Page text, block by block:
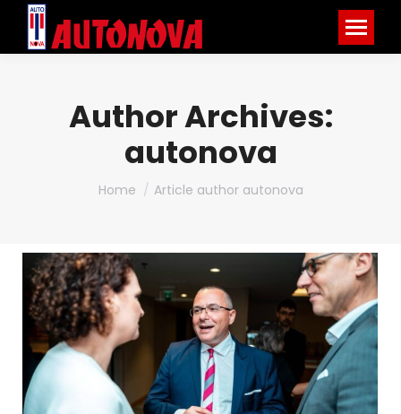
Author Archives:
autonova
You are here:
Home Article author autonova